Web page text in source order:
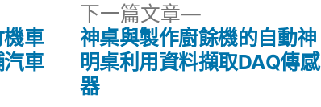
車
車
下一篇文章
下
一
篇
神桌與製作廚餘機的自動神
明桌利用資料擷取DAQ傳感
器